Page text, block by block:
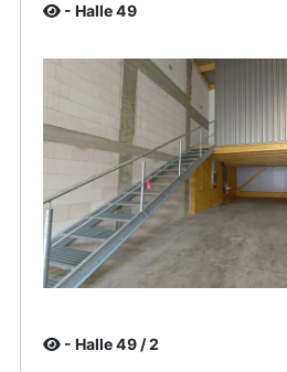
- Halle 49
- Halle 49 / 2